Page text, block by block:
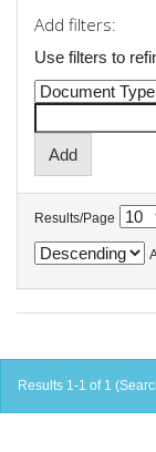
Add filters:
Use filters to
Results/Page
Results 1-1 of 1